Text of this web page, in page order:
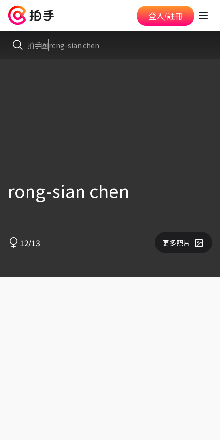
登入/註冊
拍手圈rong-sian chen
rong-sian chen
12/13 更多照片